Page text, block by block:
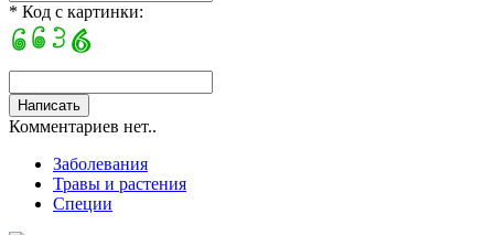
* Код с картинки:
Комментариев нет..
Заболевания
Травы и растения
Специи